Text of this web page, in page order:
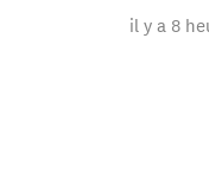
il y a 8